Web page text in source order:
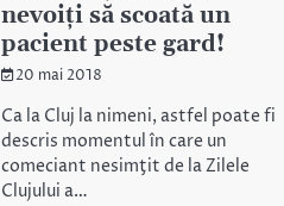
nevoiţi să scoată un
pacient peste gard!
20 mai 2018
Ca la Cluj la nimeni, astfel poate fi
descris momentul în care un
comeciant nesimţit de la Zilele
Clujului a…